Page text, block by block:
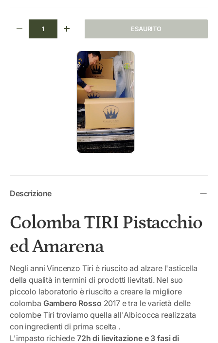
DIMINUIRE LA QUANTITÀAUMENTA LA QUANTITÀESAURITO
Descrizione
Colomba TIRI Pistacchio
ed Amarena
Negli anni Vincenzo Tiri è riuscito ad alzare l'asticella
della qualità in termini di prodotti lievitati. Nel suo
piccolo laboratorio è riuscito a creare la migliore
colomba Gambero Rosso 2017 e tra le varietà delle
colombe Tiri troviamo quella all'Albicocca realizzata
con ingredienti di prima scelta .
L'impasto richiede 72h di lievitazione e 3 fasi di